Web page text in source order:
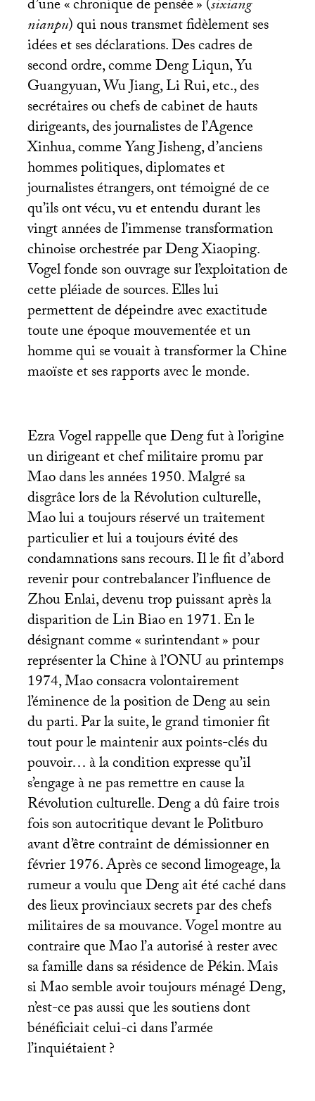
d’une «chronique de pensée» (sixiang
nianpu) qui nous transmet fidèlement ses
idées et ses déclarations. Des cadres de
second ordre, comme Deng Liqun, Yu
Guangyuan, Wu Jiang, Li Rui, etc., des
secrétaires ou chefs de cabinet de hauts
dirigeants, des journalistes de l’Agence
Xinhua, comme Yang Jisheng, d’anciens
hommes politiques, diplomates et
journalistes étrangers, ont témoigné de ce
qu’ils ont vécu, vu et entendu durant les
vingt années de l’immense transformation
chinoise orchestrée par Deng Xiaoping.
Vogel fonde son ouvrage sur l’exploitation de
cette pléiade de sources. Elles lui
permettent de dépeindre avec exactitude
toute une époque mouvementée et un
homme qui se vouait à transformer la Chine
maoïste et ses rapports avec le monde.
Ezra Vogel rappelle que Deng fut à l’origine
un dirigeant et chef militaire promu par
Mao dans les années 1950. Malgré sa
disgrâce lors de la Révolution culturelle,
Mao lui a toujours réservé un traitement
particulier et lui a toujours évité des
condamnations sans recours. Il le fit d’abord
revenir pour contrebalancer l’influence de
Zhou Enlai, devenu trop puissant après la
disparition de Lin Biao en 1971. En le
désignant comme «surintendant» pour
représenter la Chine à l’ONUau printemps
1974, Mao consacra volontairement
l’éminence de la position de Deng au sein
du parti. Par la suite, le grand timonier fit
tout pour le maintenir aux points-clés du
pouvoir… à la condition expresse qu’il
s’engage à ne pas remettre en cause la
Révolution culturelle. Deng a dû faire trois
fois son autocritique devant le Politburo
avant d’être contraint de démissionner en
février 1976. Après ce second limogeage, la
rumeur a voulu que Deng ait été caché dans
des lieux provinciaux secrets par des chefs
militaires de sa mouvance. Vogel montre au
contraire que Mao l’a autorisé à rester avec
sa famille dans sa résidence de Pékin. Mais
si Mao semble avoir toujours ménagé Deng,
n’est-ce pas aussi que les soutiens dont
bénéficiait celui-ci dans l’armée
l’inquiétaient?